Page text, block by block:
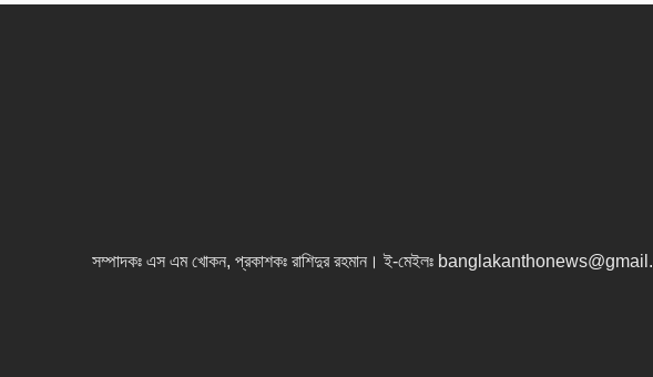
সম্পাদকঃ এস এম খোকন, প্রকাশকঃ রাশিদুর রহমান । ই-মেইলঃ